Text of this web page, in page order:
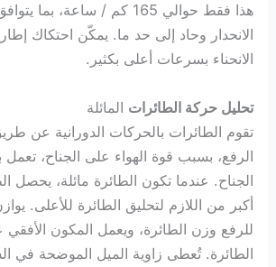
هذا فقط حوالي 165 كم / ساعة،
الانحدار وحاد إلى حد ما. يمكّن احتكاك
الانحناء بسرعات أعلى بكثير.
تحليل حركة الطائرات المائلة
تقوم الطائرات بالحركات الدورانية عن
الرفع، بسبب قوة الهواء على الجناح، تعمل
الجناح. عندما تكون الطائرة مائلة، يحصل
أكبر من اللازم لتحليق الطائرة للأعلى.
للرفع وزن الطائرة، ويعمل المكون